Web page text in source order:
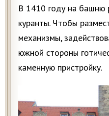
В 1410 году на башню
куранты. Чтобы
механизмы,
южной стороны
каменную пристройку.